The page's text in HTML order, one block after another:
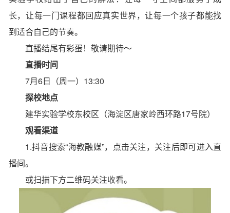
长， 让每一门课程都回应真实世界，让每一个孩子都能找
到适合自己的节奏。
直播结尾有彩蛋！敬请期待～
直播时间
7月6日（周一）13:30
探校地点
建华实验学校东校区（海淀区唐家岭西环路17号院）
观看渠道
1.抖音搜索“海教融媒”，点击关注，关注后即可进入直
播间。
或扫描下方二维码关注收看。